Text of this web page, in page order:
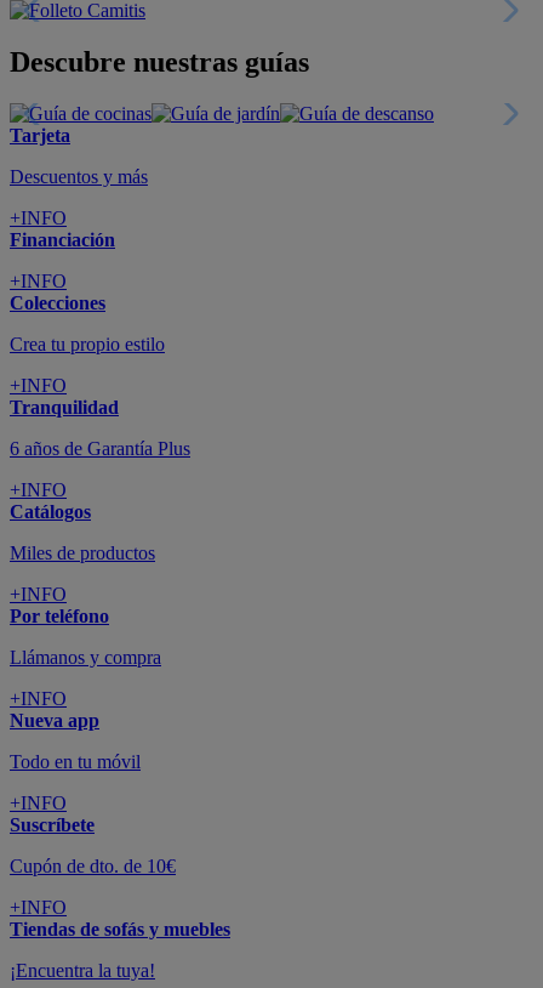
Descubre nuestras guías
Tarjeta
Descuentos y más
+INFO
Financiación
+INFO
Colecciones
Crea tu propio estilo
+INFO
Tranquilidad
6 años de Garantía Plus
+INFO
Catálogos
Miles de productos
+INFO
Por teléfono
Llámanos y compra
+INFO
Nueva app
Todo en tu móvil
+INFO
Suscríbete
Cupón de dto. de 10€
+INFO
Tiendas de sofás y muebles
¡Encuentra la tuya!